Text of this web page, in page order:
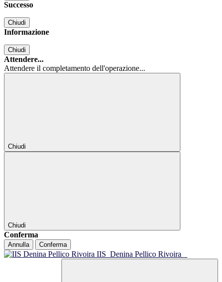
Successo
Chiudi
Informazione
Chiudi
Attendere...
Attendere il completamento dell'operazione...
Chiudi
Chiudi
Conferma
Annulla Conferma
IIS Denina Pellico Rivoira